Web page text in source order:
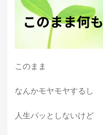
このまま
なんかモヤモヤするし
人生パッとしないけど